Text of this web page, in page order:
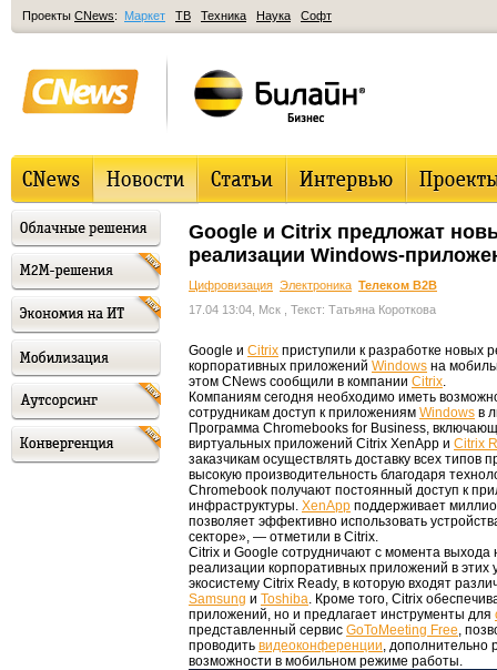
Проекты CNews: Маркет ТВ Техника Наука Софт
Google и Citrix предложат
реализации Windows-
Цифровизация Электроника Телеком B2B
17.04 13:04, Мск , Текст: Татьяна Короткова
Google и Citrix приступили к разработке новых
корпоративных приложений Windows на
этом CNews сообщили в компании Citrix.
Компаниям сегодня необходимо иметь
сотрудникам доступ к приложениям Windows в
Программа Chromebooks for Business,
виртуальных приложений Citrix XenApp и Citrix
заказчикам осуществлять доставку всех типов
высокую производительность благодаря
Chromebook получают постоянный доступ к
инфраструктуры. XenApp поддерживает
позволяет эффективно использовать
секторе», — отметили в Citrix.
Citrix и Google сотрудничают с момента
реализации корпоративных приложений в этих
экосистему Citrix Ready, в которую входят
Samsung и Toshiba. Кроме того, Citrix
приложений, но и предлагает инструменты для
представленный сервис GoToMeeting Free,
проводить видеоконференции, дополнительно
возможности в мобильном режиме работы.